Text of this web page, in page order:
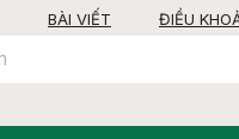
BÀI VIẾT ĐIỀU